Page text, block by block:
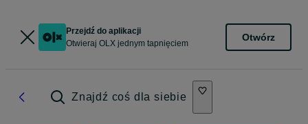
Przejdź do aplikacji
Otwieraj OLX jednym tapnięciem
Otwórz
Znajdź coś dla siebie